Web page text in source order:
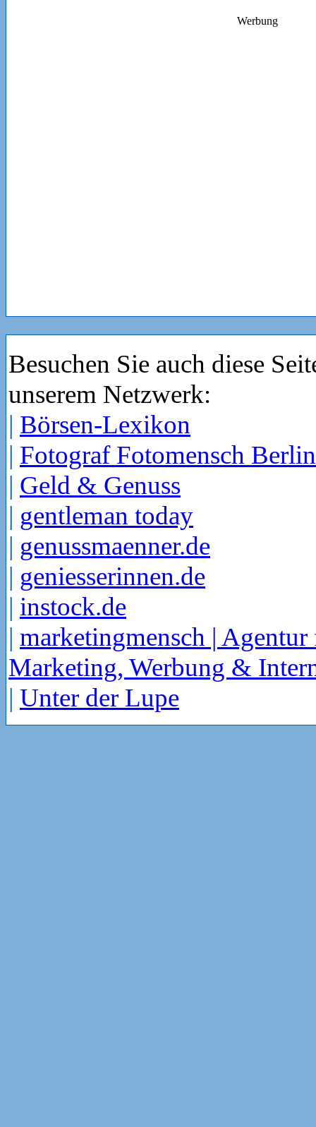
Werbung
Besuchen Sie auch diese
unserem Netzwerk:
| Börsen-Lexikon
| Fotograf Fotomensch Berlin
| Geld & Genuss
| gentleman today
| genussmaenner.de
| geniesserinnen.de
| instock.de
| marketingmensch | Agentur
Marketing, Werbung &
| Unter der Lupe